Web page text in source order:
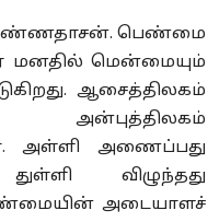
கண்ணதாசன். பெண்மை
மனதில் மென்மையும்
ஆசைத்திலகம்
அள்ளி அணைப்பது
விழுந்தது
அடையாளச்